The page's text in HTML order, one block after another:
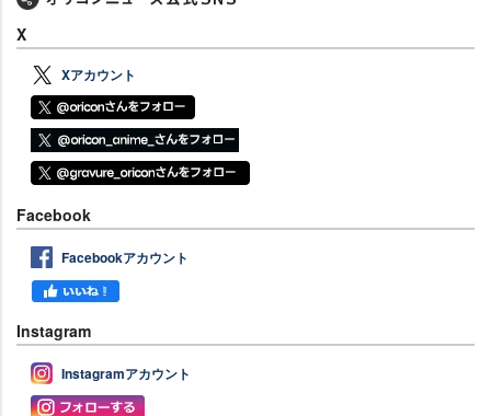
X
Xアカウント
Facebook
Facebookアカウント
Instagram
Instagramアカウント